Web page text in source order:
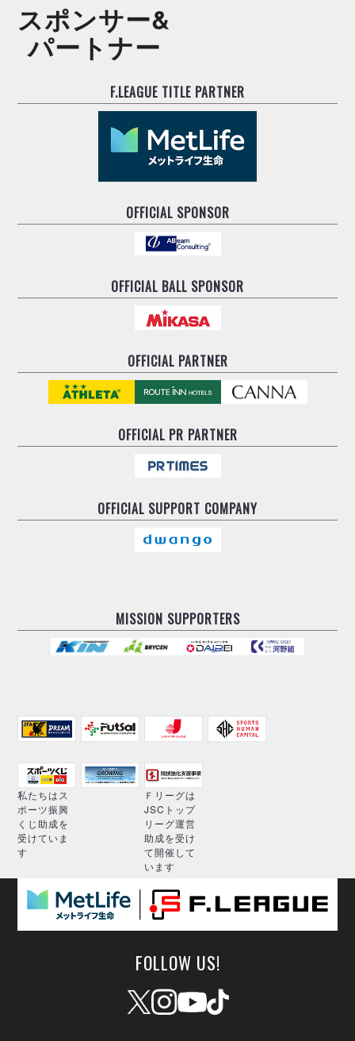
スポンサー&
パートナー
F.LEAGUE TITLE PARTNER
OFFICIAL SPONSOR
OFFICIAL BALL SPONSOR
OFFICIAL PARTNER
OFFICIALPR PARTNER
OFFICIAL SUPPORT COMPANY
MISSION SUPPORTERS
私たちはス
ポーツ振興
くじ助成を
受けていま
す
Ｆリーグは
JSCトップ
リーグ運営
助成を受け
て開催して
います
FOLLOW US!